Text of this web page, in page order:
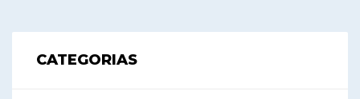
CATEGORIAS